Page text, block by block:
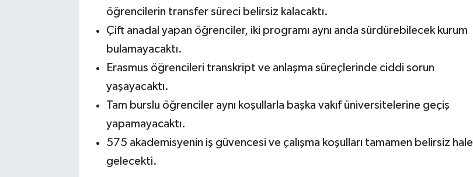
öğrencilerin transfer süreci belirsiz kalacaktı.
Çift anadal yapan öğrenciler, iki programı aynı anda sürdürebilecek kurum
bulamayacaktı.
Erasmus öğrencileri transkript ve anlaşma süreçlerinde ciddi sorun
yaşayacaktı.
Tam burslu öğrenciler aynı koşullarla başka vakıf üniversitelerine geçiş
yapamayacaktı.
575 akademisyenin iş güvencesi ve çalışma koşulları tamamen belirsiz hale
gelecekti.